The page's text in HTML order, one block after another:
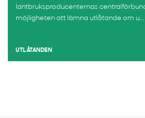
lantbruksproducenternas
möjligheten att lämna utlåtande om u...
UTLÅTANDEN